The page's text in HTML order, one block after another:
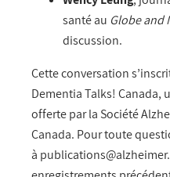
santé au Globe and
discussion.
Cette conversation
Dementia Talks! Canada,
offerte par la Société
Canada. Pour toute
à